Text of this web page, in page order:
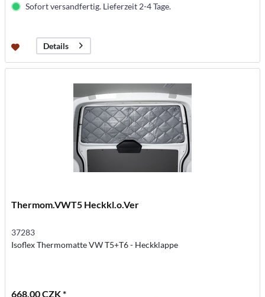
Sofort versandfertig. Lieferzeit 2-4 Tage.
Details
Thermom.VWT5 Heckkl.o.Ver
37283
Isoflex Thermomatte VW T5+T6 - Heckklappe
668,00 CZK *